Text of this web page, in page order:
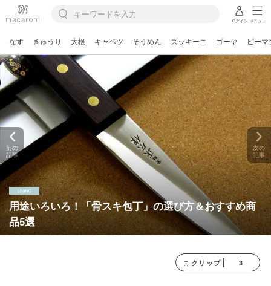
ログイン メニュー
なす きゅうり 大根 キャベツ そうめん ズッキーニ ゴーヤ ピーマ
用途いろいろ！「骨スキ包丁」の選び方＆おすすめ商
品5選
前の
記事
次の
記事
クリップ 3